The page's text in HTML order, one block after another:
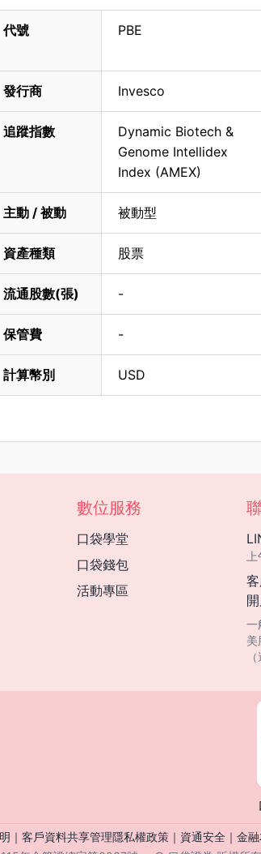
代號 PBE
發行商 Invesco
追蹤指數
Dynamic Biotech &
Genome Intellidex
Index (AMEX)
主動 / 被動 被動型
資產種類 股票
流通股數(張) -
保管費 -
計算幣別 USD
數位服務
口袋學堂
口袋錢包
活動專區
客
一
美
｜ 客戶資料共享管理隱私權政策｜ 資通安全｜ 金